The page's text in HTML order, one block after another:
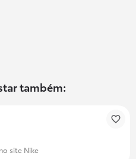
também:
site Nike